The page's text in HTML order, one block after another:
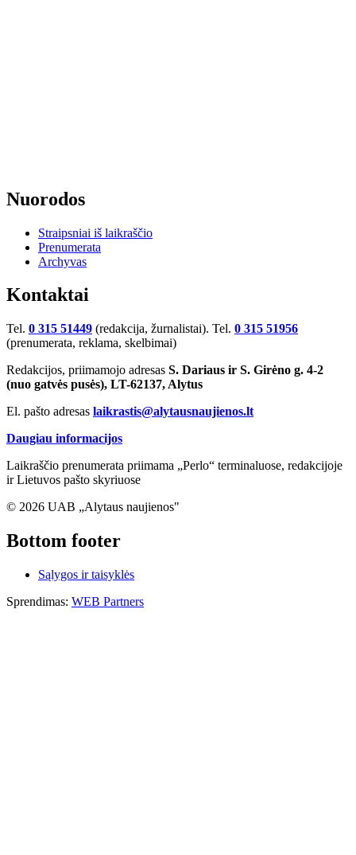
Nuorodos
Straipsniai iš laikraščio
Prenumerata
Archyvas
Kontaktai
Tel. 0 315 51449 (redakcija, žurnalistai). Tel. 0 315 51956
(prenumerata, reklama, skelbimai)
Redakcijos, priimamojo adresas S. Dariaus ir S. Girėno g. 4-2
(nuo gatvės pusės), LT-62137, Alytus
El. pašto adresas laikrastis@alytausnaujienos.lt
Daugiau informacijos
Laikraščio prenumerata priimama „Perlo“ terminaluose, redakcijoje
ir Lietuvos pašto skyriuose
© 2026 UAB „Alytaus naujienos"
Bottom footer
Sąlygos ir taisyklės
Sprendimas: WEB Partners